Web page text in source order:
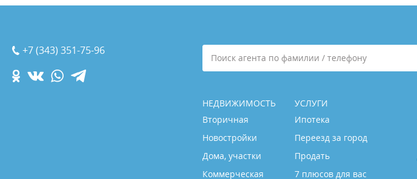
+7 (343) 351-75-96
Поиск агента по фамилии / телефону
НЕДВИЖИМОСТЬ
Вторичная
Новостройки
Дома, участки
Коммерческая
УСЛУГИ
Ипотека
Переезд за город
Продать
7 плюсов для вас